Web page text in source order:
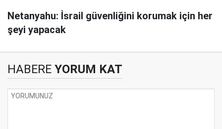
Netanyahu: İsrail güvenliğini korumak için her
şeyi yapacak
HABERE YORUM KAT